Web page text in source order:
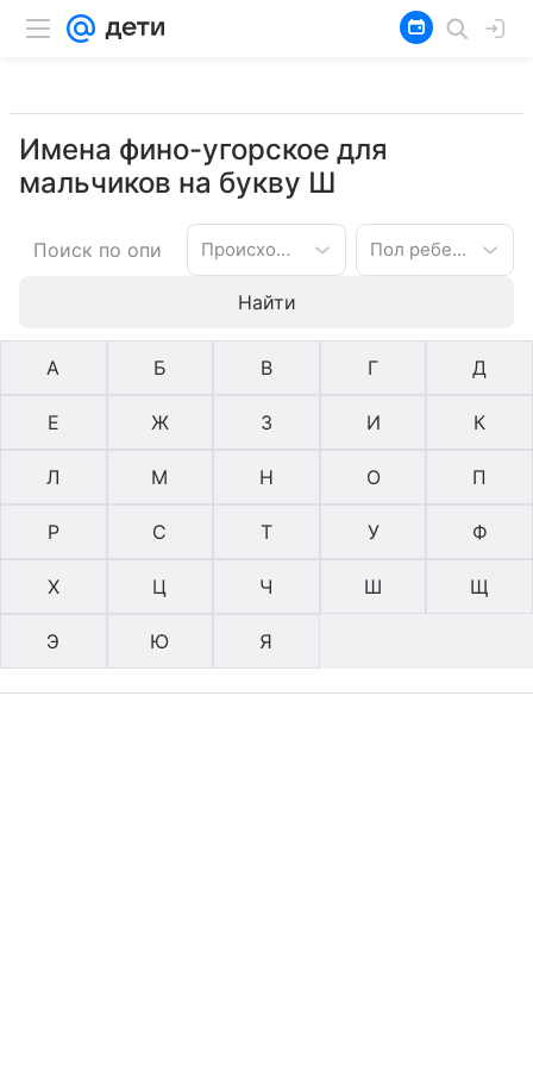
Имена фино-угорское для
мальчиков на букву Ш
Происхождение имени Пол ребенка
Найти
А Б В Г Д
Е Ж З И К
Л М Н О П
Р С Т У Ф
Х Ц Ч Ш Щ
Э Ю Я